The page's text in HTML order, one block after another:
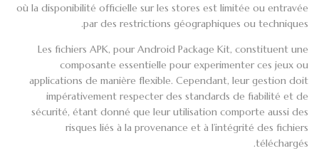
où la disponibilité officielle sur les stores est limitée ou entravée
par des restrictions géographiques ou techniques.
Les fichiers APK, pour Android Package Kit, constituent une
composante essentielle pour experimenter ces jeux ou
applications de manière flexible. Cependant, leur gestion doit
impérativement respecter des standards de fiabilité et de
sécurité, étant donné que leur utilisation comporte aussi des
risques liés à la provenance et à l’intégrité des fichiers
téléchargés.